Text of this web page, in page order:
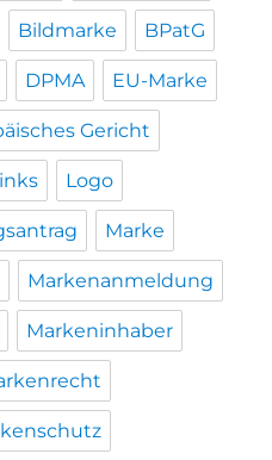
Bildmarke BPatG
DPMA EU-Marke
Gericht
Logo
Marke
Markenanmeldung
Markeninhaber